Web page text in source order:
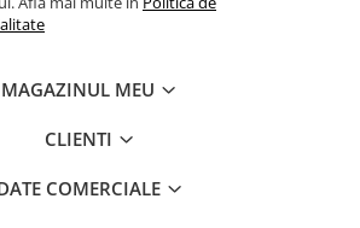
MAGAZINUL MEU
CLIENTI
COMERCIALE